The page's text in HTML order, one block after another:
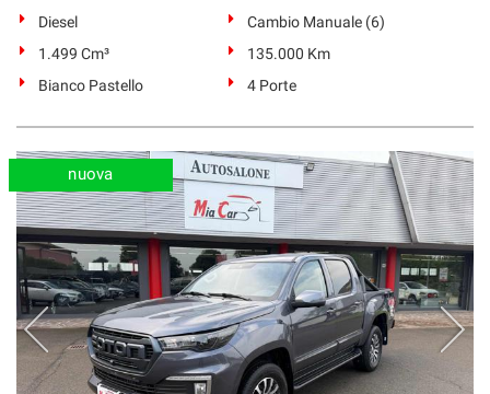
Diesel
Cambio Manuale (6)
1.499 Cm³
135.000 Km
Bianco Pastello
4 Porte
nuova